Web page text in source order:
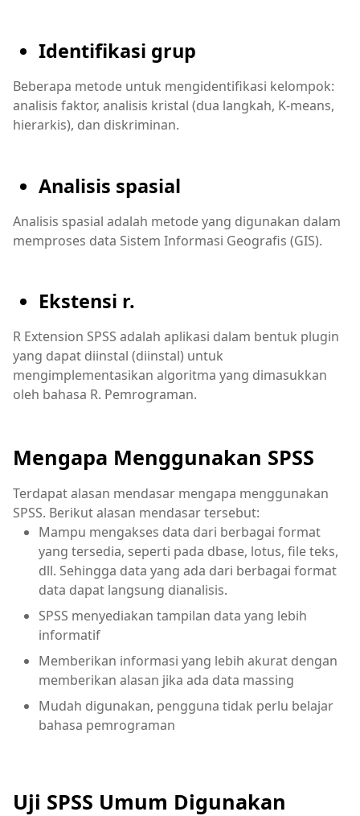
Identifikasi grup
Beberapa metode untuk mengidentifikasi kelompok:
analisis faktor, analisis kristal (dua langkah, K-means,
hierarkis), dan diskriminan.
Analisis spasial
Analisis spasial adalah metode yang digunakan dalam
memproses data Sistem Informasi Geografis (GIS).
Ekstensi r.
R Extension SPSS adalah aplikasi dalam bentuk plugin
yang dapat diinstal (diinstal) untuk
mengimplementasikan algoritma yang dimasukkan
oleh bahasa R. Pemrograman.
Mengapa Menggunakan SPSS
Terdapat alasan mendasar mengapa menggunakan
SPSS. Berikut alasan mendasar tersebut:
Mampu mengakses data dari berbagai format
yang tersedia, seperti pada dbase, lotus, file teks,
dll. Sehingga data yang ada dari berbagai format
data dapat langsung dianalisis.
SPSS menyediakan tampilan data yang lebih
informatif
Memberikan informasi yang lebih akurat dengan
memberikan alasan jika ada data massing
Mudah digunakan, pengguna tidak perlu belajar
bahasa pemrograman
Uji SPSS Umum Digunakan